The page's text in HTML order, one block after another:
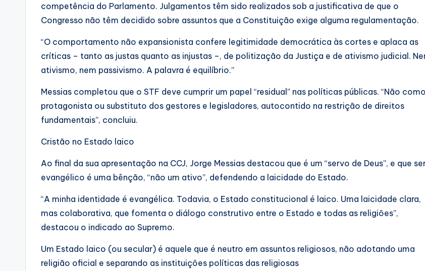
competência do Parlamento. Julgamentos têm sido realizados sob a justificativa de que o
Congresso não têm decidido sobre assuntos que a Constituição exige alguma regulamentação.
“O comportamento não expansionista confere legitimidade democrática às cortes e aplaca as
críticas – tanto as justas quanto as injustas –, de politização da Justiça e de ativismo judicial.
ativismo, nem passivismo. A palavra é equilíbrio.”
Messias completou que o STF deve cumprir um papel “residual” nas políticas públicas. “Não como
protagonista ou substituto dos gestores e legisladores, autocontido na restrição de direitos
fundamentais”, concluiu.
Cristão no Estado laico
Ao final da sua apresentação na CCJ, Jorge Messias destacou que é um “servo de Deus”, e que
evangélico é uma bênção, “não um ativo”, defendendo a laicidade do Estado.
“A minha identidade é evangélica. Todavia, o Estado constitucional é laico. Uma laicidade clara,
mas colaborativa, que fomenta o diálogo construtivo entre o Estado e todas as religiões”,
destacou o indicado ao Supremo.
Um Estado laico (ou secular) é aquele que é neutro em assuntos religiosos, não adotando uma
religião oficial e separando as instituições políticas das religiosas